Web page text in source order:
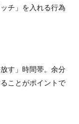
チ」を入れる行為
す」時間帯。余分
ことがポイントで